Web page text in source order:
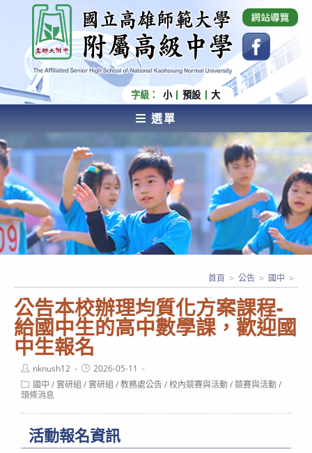
內
容
國立高雄師範大學附屬高級中學 Affiliated Senior
High School of National Kaohsiung Normal
University
字級： 小 預設 大
選單
AFFILIATED SENIOR HIGH SCHOOL OF NATIONAL
KAOHSIUNG NORMAL UNIVERSITY
公告本校辦理均質化方案課程-
給國中生的高中數學課，歡迎國
中生報名
首頁 > 公告 > 國中 >
Post
author:
nknush12
Post
published:
2026-05-11
Post
category:
國中 / 實研組 / 實研組 /教務處公告/校內競賽與活動/競賽與活動/
頭條消息
活動報名資訊